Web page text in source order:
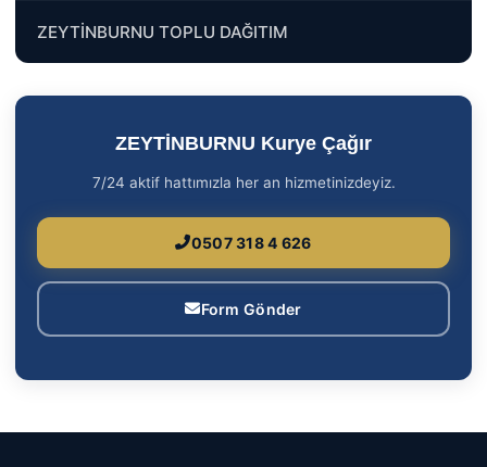
ZEYTİNBURNU TOPLU DAĞITIM
ZEYTİNBURNU Kurye Çağır
7/24 aktif hattımızla her an hizmetinizdeyiz.
0507 318 4 626
Form Gönder